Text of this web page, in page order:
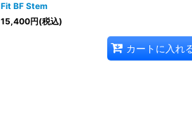
Fit BF Stem
15,400円(税込)
カートに入れ